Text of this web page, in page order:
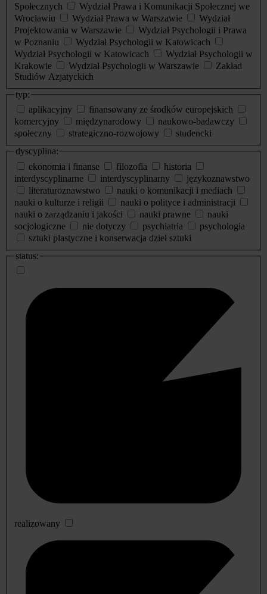
Społecznych
Wydział Prawa i Komunikacji Społecznej we
Wrocławiu
Wydział Prawa w Warszawie
Wydział
Projektowania w Warszawie
Wydział Psychologii i Prawa
w Poznaniu
Wydział Psychologii w Katowicach
Wydział Psychologii w Katowicach
Wydział Psychologii w
Krakowie
Wydział Psychologii w Warszawie
Zakład
Studiów Azjatyckich
typ:
aplikacyjny
finansowany ze środków europejskich
komercyjny
międzynarodowy
naukowo-badawczy
społeczny
strategiczno-rozwojowy
studencki
dyscyplina:
ekonomia i finanse
filozofia
historia
interdyscyplinarne
interdyscyplinarny
językoznawstwo
literaturoznawstwo
nauki o komunikacji i mediach
nauki o kulturze i religii
nauki o polityce i administracji
nauki o zarządzaniu i jakości
nauki prawne
nauki
socjologiczne
nie dotyczy psychiatria
psychologia
sztuki plastyczne i konserwacja dzieł sztuki
status:
realizowany